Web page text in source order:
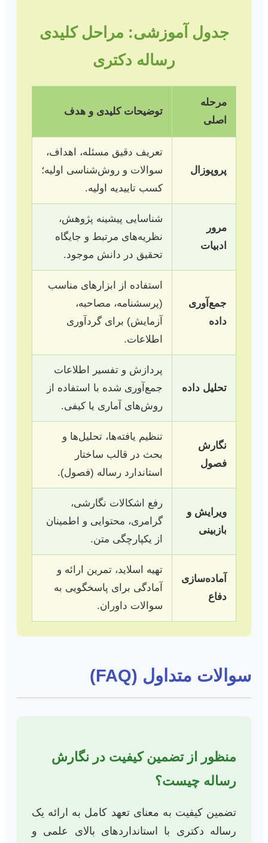
جدول آموزشی: مراحل کلیدی
رساله دکتری
مرحله
اصلی
توضیحات کلیدی و هدف
پروپوزال
تعریف دقیق مسئله، اهداف،
سوالات و روش‌شناسی اولیه؛
کسب تاییدیه اولیه.
مرور
ادبیات
شناسایی پیشینه پژوهش،
نظریه‌های مرتبط و جایگاه
تحقیق در دانش موجود.
جمع‌آوری
داده
استفاده از ابزارهای مناسب
(پرسشنامه، مصاحبه،
آزمایش) برای گردآوری
اطلاعات.
تحلیل داده
پردازش و تفسیر اطلاعات
جمع‌آوری شده با استفاده از
روش‌های آماری یا کیفی.
نگارش
فصول
تنظیم یافته‌ها، تحلیل‌ها و
بحث در قالب ساختار
استاندارد رساله (فصول).
ویرایش و
بازبینی
رفع اشکالات نگارشی،
گرامری، محتوایی و اطمینان
از یکپارچگی متن.
آماده‌سازی
دفاع
تهیه اسلاید، تمرین ارائه و
آمادگی برای پاسخگویی به
سوالات داوران.
سوالات متداول (FAQ)
منظور از تضمین کیفیت در نگارش
رساله چیست؟
تضمین کیفیت به معنای تعهد کامل به ارائه یک
رساله دکتری با استانداردهای بالای علمی و